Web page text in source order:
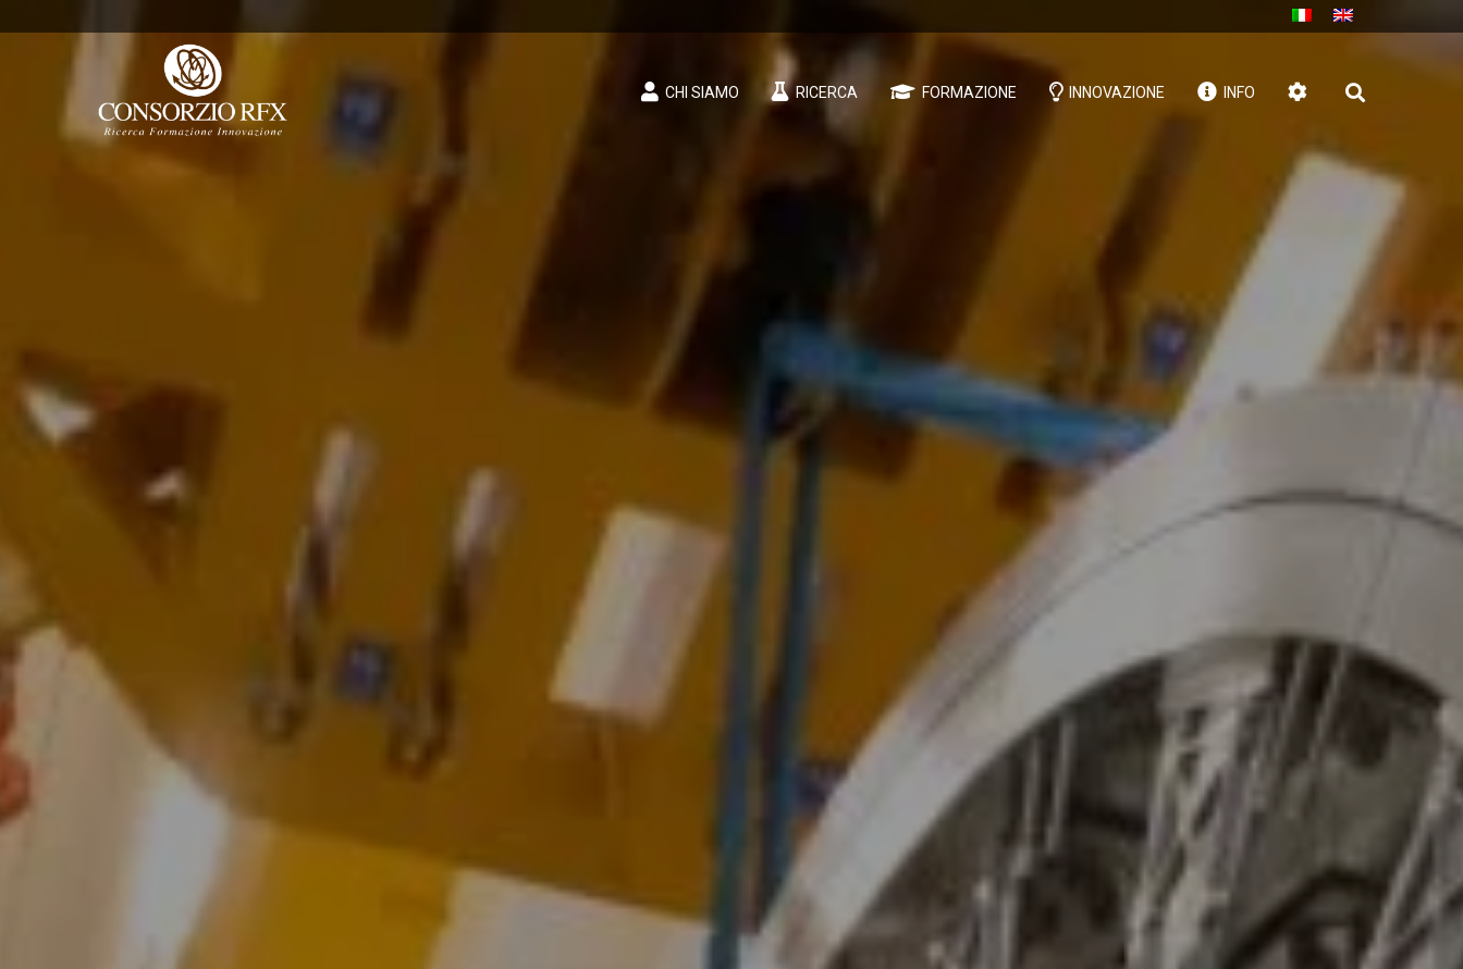
CHI SIAMO RICERCA FORMAZIONE INNOVAZIONE INFO